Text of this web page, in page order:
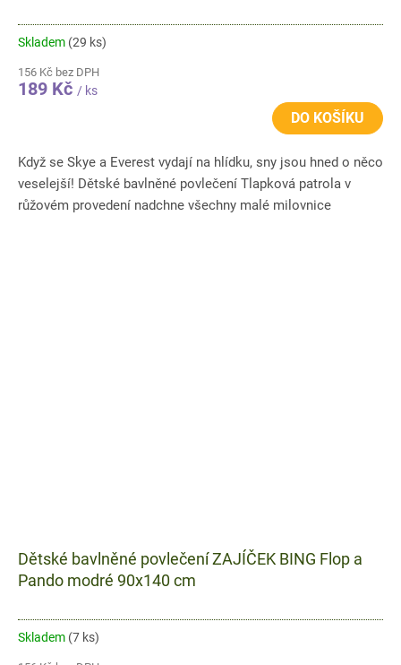
Skladem (29 ks)
156 Kč bez DPH
189 Kč / ks
DO KOŠÍKU
Když se Skye a Everest vydají na hlídku, sny jsou hned o něco
veselejší! Dětské bavlněné povlečení Tlapková patrola v
růžovém provedení nadchne všechny malé milovnice
Dětské bavlněné povlečení ZAJÍČEK BING Flop a
Pando modré 90x140 cm
Skladem (7 ks)